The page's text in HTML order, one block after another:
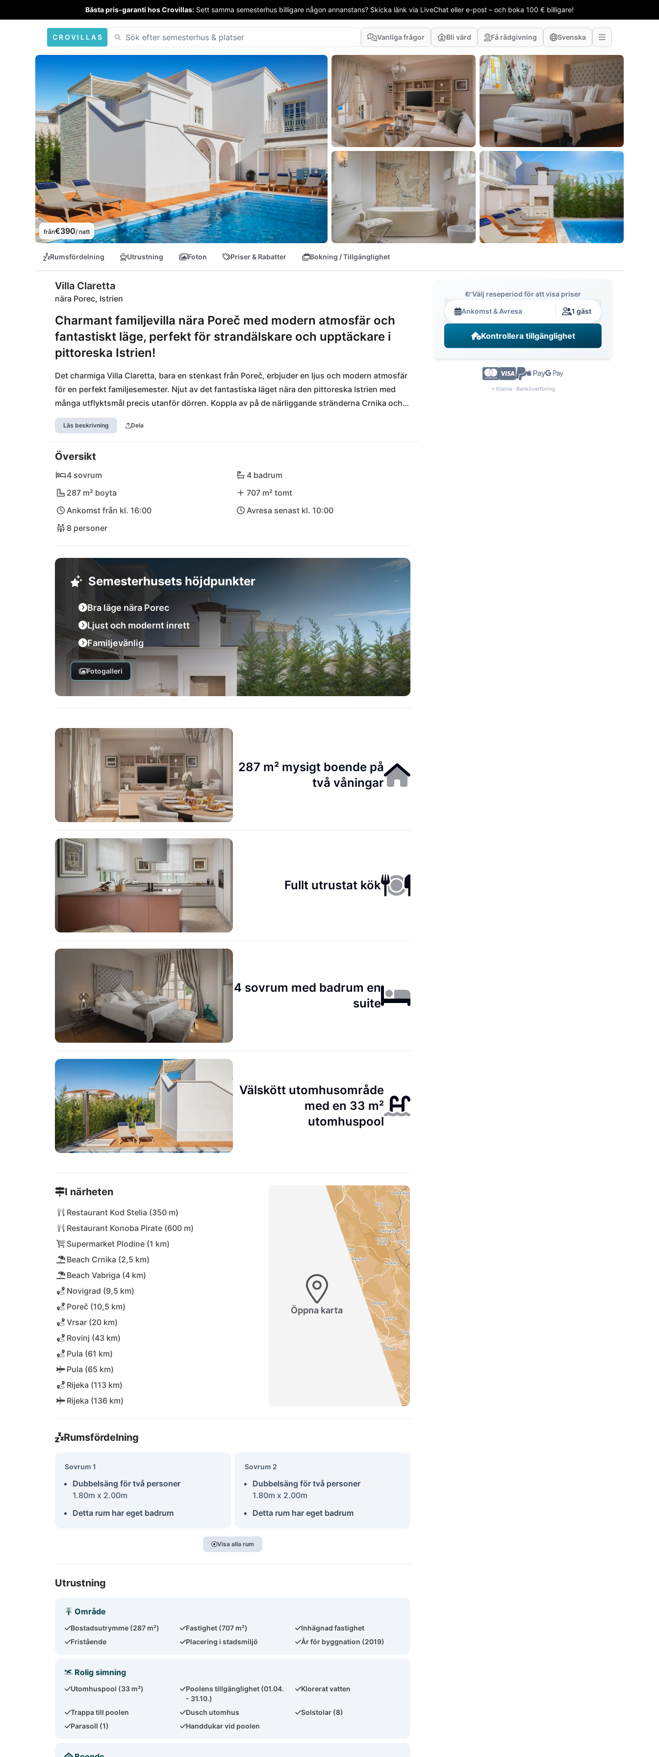
Bästa pris-garanti hos Crovillas: Sett samma semesterhus billigare någon annanstans? Skicka länk via LiveChat eller e-post – och boka 100 € billigare!
CROVILLAS Vanliga frågor Bli värd Få rådgivning Svenska
från€390/ natt
Rumsfördelning Utrustning Foton Priser & Rabatter Bokning / Tillgänglighet
Villa Claretta
nära Porec, Istrien
Charmant familjevilla nära Poreč med modern atmosfär och
fantastiskt läge, perfekt för strandälskare och upptäckare i
pittoreska Istrien!
Det charmiga Villa Claretta, bara en stenkast från Poreč, erbjuder en ljus och modern atmosfär
för en perfekt familjesemester. Njut av det fantastiska läget nära den pittoreska Istrien med
många utflyktsmål precis utanför dörren. Koppla av på de närliggande stränderna Crnika och
Vabriga eller utforska livliga Novigrad. Lokala kulinariska läckerheter väntar på dig på
restaurang Kod Stelia och Konoba Pirate, båda bekvämt belägna inom gångavstånd. För
dagliga behov är matbutiken Plodine inte heller långt borta. Den idylliska omgivningen lockar
till promenader samtidigt som du drar nytta av utmärkt anslutning till större städer som Rovinj
eller Pula. Här blir varje semesterdag en njutning!
Läs beskrivning Dela
Översikt
4 sovrum
4 badrum
287 m² boyta
707 m² tomt
Ankomst från kl. 16:00
Avresa senast kl. 10:00
8 personer
Semesterhusets höjdpunkter
Bra läge nära Porec
Ljust och modernt inrett
Familjevänlig
Fotogalleri
287 m² mysigt boende på
två våningar
Fullt utrustat kök
4 sovrum med badrum en
suite
Välskött utomhusområde
med en 33 m²
utomhuspool
I närheten
Restaurant Kod Stelia (350 m)
Restaurant Konoba Pirate (600 m)
Supermarket Plodine (1 km)
Beach Crnika (2,5 km)
Beach Vabriga (4 km)
Novigrad (9,5 km)
Poreč (10,5 km)
Vrsar (20 km)
Rovinj (43 km)
Pula (61 km)
Pula (65 km)
Rijeka (113 km)
Rijeka (136 km)
Öppna karta
Rumsfördelning
Sovrum 1
Dubbelsäng för två personer
1.80m x 2.00m
Detta rum har eget badrum
Sovrum 2
Dubbelsäng för två personer
1.80m x 2.00m
Detta rum har eget badrum
Visa alla rum
Utrustning
Område
Bostadsutrymme (287 m²) Fastighet (707 m²)
Inhägnad fastighet
Fristående
Placering i stadsmiljö År för byggnation (2019)
Rolig simning
Utomhuspool (33 m²)
Poolens tillgänglighet (01.04.
- 31.10.)
Klorerat vatten
Trappa till poolen Dusch utomhus
Solstolar (8)
Parasoll (1)
Handdukar vid poolen
Välj reseperiod för att visa priser
Ankomst & Avresa 1 gäst
Kontrollera tillgänglighet
+ Klarna · Banköverföring